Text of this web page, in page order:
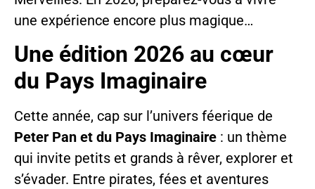
une expérience encore plus magique…
Une édition 2026 au cœur
du Pays Imaginaire
Cette année, cap sur l’univers féerique de
Peter Pan et du Pays Imaginaire : un thème
qui invite petits et grands à rêver, explorer et
s’évader. Entre pirates, fées et aventures